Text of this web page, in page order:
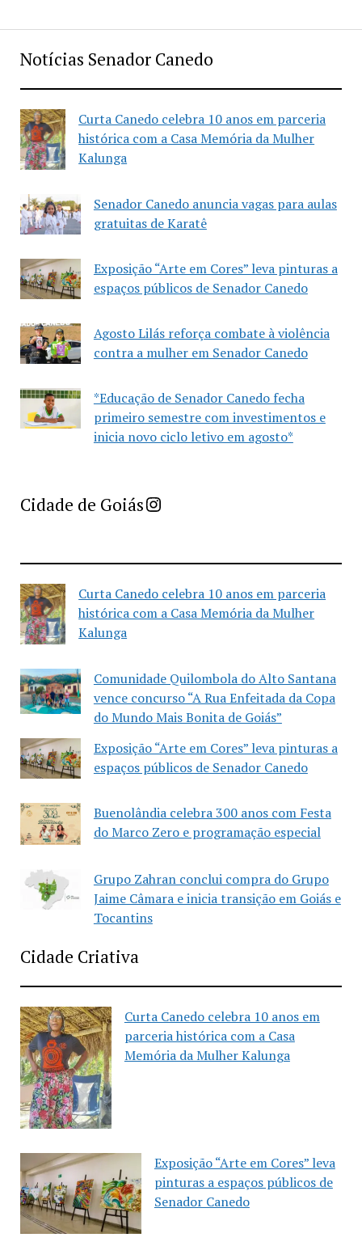
Notícias Senador Canedo
Curta Canedo celebra 10 anos em parceria
histórica com a Casa Memória da Mulher
Kalunga
Senador Canedo anuncia vagas para aulas
gratuitas de Karatê
Exposição “Arte em Cores” leva pinturas a
espaços públicos de Senador Canedo
Agosto Lilás reforça combate à violência
contra a mulher em Senador Canedo
*Educação de Senador Canedo fecha
primeiro semestre com investimentos e
inicia novo ciclo letivo em agosto*
Cidade de GoiásImprensa Criativa da Cidade de Goiás
Curta Canedo celebra 10 anos em parceria
histórica com a Casa Memória da Mulher
Kalunga
Comunidade Quilombola do Alto Santana
vence concurso “A Rua Enfeitada da Copa
do Mundo Mais Bonita de Goiás”
Exposição “Arte em Cores” leva pinturas a
espaços públicos de Senador Canedo
Buenolândia celebra 300 anos com Festa
do Marco Zero e programação especial
Grupo Zahran conclui compra do Grupo
Jaime Câmara e inicia transição em Goiás e
Tocantins
Cidade Criativa
Curta Canedo celebra 10 anos em
parceria histórica com a Casa
Memória da Mulher Kalunga
Exposição “Arte em Cores” leva
pinturas a espaços públicos de
Senador Canedo